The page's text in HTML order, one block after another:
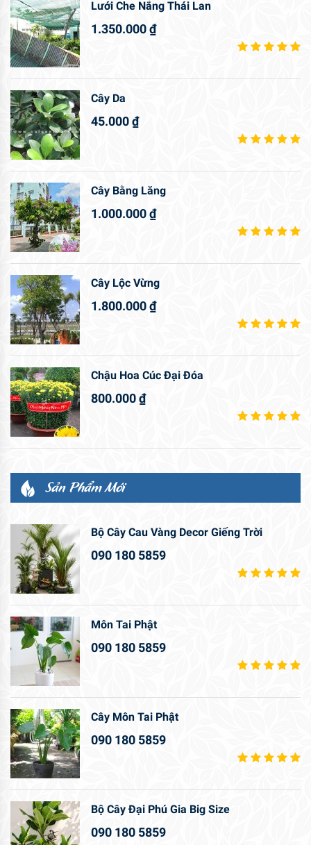
Lưới Che Nắng Thái Lan
1.350.000₫
Cây Da
45.000₫
Cây Bằng Lăng
1.000.000₫
Cây Lộc Vừng
1.800.000₫
Chậu Hoa Cúc Đại Đóa
800.000₫
Sản Phẩm Mới
Bộ Cây Cau Vàng Decor Giếng Trời
090 180 5859
Môn Tai Phật
090 180 5859
Cây Môn Tai Phật
090 180 5859
Bộ Cây Đại Phú Gia Big Size
090 180 5859